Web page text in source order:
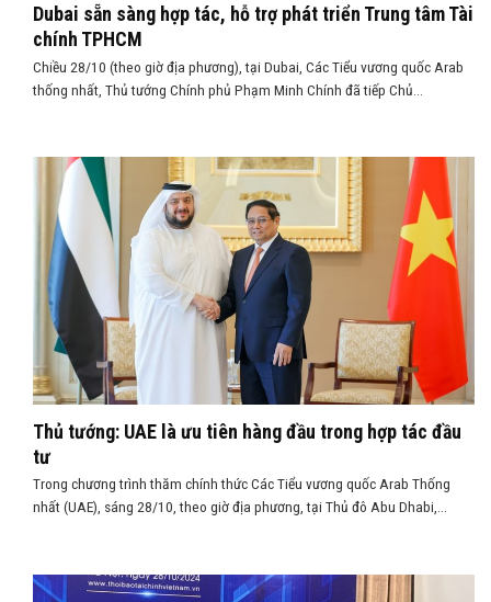
Dubai sẵn sàng hợp tác, hỗ trợ phát triển Trung tâm Tài
chính TPHCM
Chiều 28/10 (theo giờ địa phương), tại Dubai, Các Tiểu vương quốc Arab
thống nhất, Thủ tướng Chính phủ Phạm Minh Chính đã tiếp Chủ...
Thủ tướng: UAE là ưu tiên hàng đầu trong hợp tác đầu
tư
Trong chương trình thăm chính thức Các Tiểu vương quốc Arab Thống
nhất (UAE), sáng 28/10, theo giờ địa phương, tại Thủ đô Abu Dhabi,...